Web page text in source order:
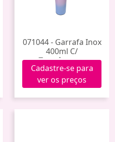
071044 - Garrafa Inox
400ml C/
Termômetro
Gdr0889
Cadastre-se para
ver os preços